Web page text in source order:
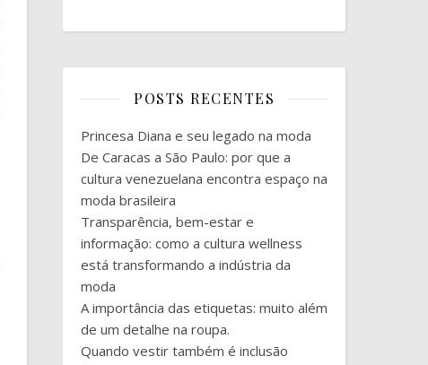
POSTS RECENTES
Princesa Diana e seu legado na moda
De Caracas a São Paulo: por que a
cultura venezuelana encontra espaço na
moda brasileira
Transparência, bem-estar e
informação: como a cultura wellness
está transformando a indústria da
moda
A importância das etiquetas: muito além
de um detalhe na roupa.
Quando vestir também é inclusão